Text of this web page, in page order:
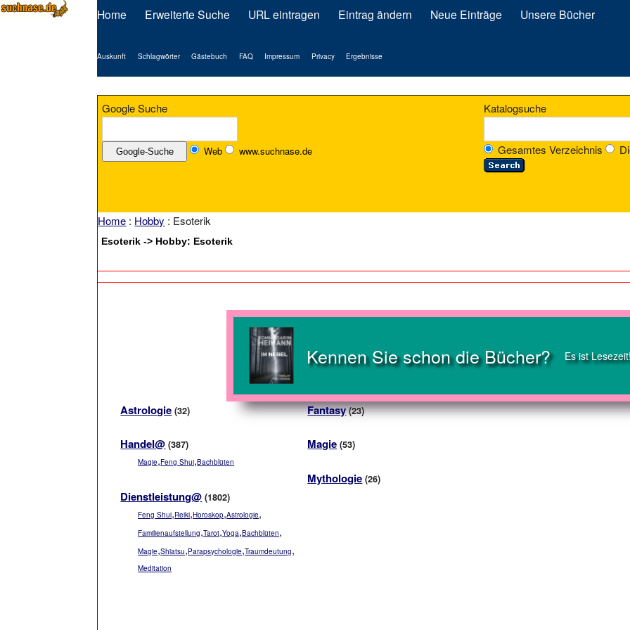
Home Erweiterte Suche URL eintragen Eintrag ändern Neue Einträge Unsere Bücher
Auskunft Schlagwörter Gästebuch FAQ Impressum Privacy Ergebnisse
Google Suche
Web www.suchnase.de
Katalogsuche
Gesamtes Verzeichnis
Home : Hobby : Esoterik
Esoterik -> Hobby: Esoterik
Kennen Sie schon die Bücher? Es ist
Astrologie (32)
Handel@ (387)
Magie,Feng Shui,Bachblüten
Dienstleistung@ (1802)
Feng Shui,Reiki,Horoskop,Astrologie,
Familienaufstellung,Tarot,Yoga,Bachblüten,
Magie,Shiatsu,Parapsychologie,Traumdeutung,
Meditation
Fantasy (23)
Magie (53)
Mythologie (26)